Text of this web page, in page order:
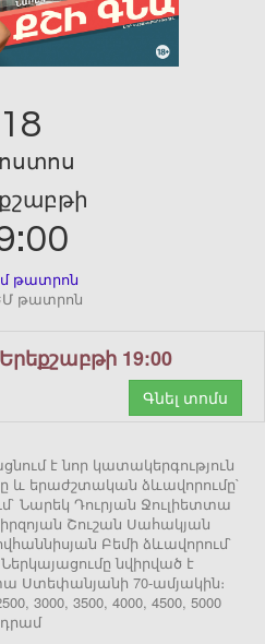
18
թատրոն
թատրոն
19:00
Գնել տոմս
է նոր կատակերգություն
և երաժշտական ձևավորումը`
Նարեկ Դուրյան Ջուլիետտա
Շուշան Սահակյան
Բեմի ձևավորում`
նվիրված է
Ստեփանյանի 70-ամյակին։
3000, 3500, 4000, 4500, 5000
դրամ